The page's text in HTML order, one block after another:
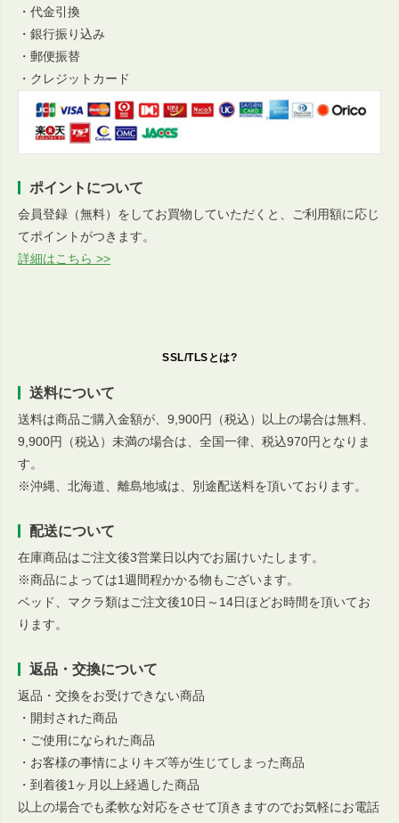
・代金引換
・銀行振り込み
・郵便振替
・クレジットカード
ポイントについて
会員登録（無料）をしてお買物していただくと、ご利用額に応じ
てポイントがつきます。
詳細はこちら >>
SSL/TLSとは?
送料について
送料は商品ご購入金額が、9,900円（税込）以上の場合は無料、
9,900円（税込）未満の場合は、全国一律、税込970円となりま
す。
※沖縄、北海道、離島地域は、別途配送料を頂いております。
配送について
在庫商品はご注文後3営業日以内でお届けいたします。
※商品によっては1週間程かかる物もございます。
ベッド、マクラ類はご注文後10日～14日ほどお時間を頂いてお
ります。
返品・交換について
返品・交換をお受けできない商品
・開封された商品
・ご使用になられた商品
・お客様の事情によりキズ等が生じてしまった商品
・到着後1ヶ月以上経過した商品
以上の場合でも柔軟な対応をさせて頂きますのでお気軽にお電話